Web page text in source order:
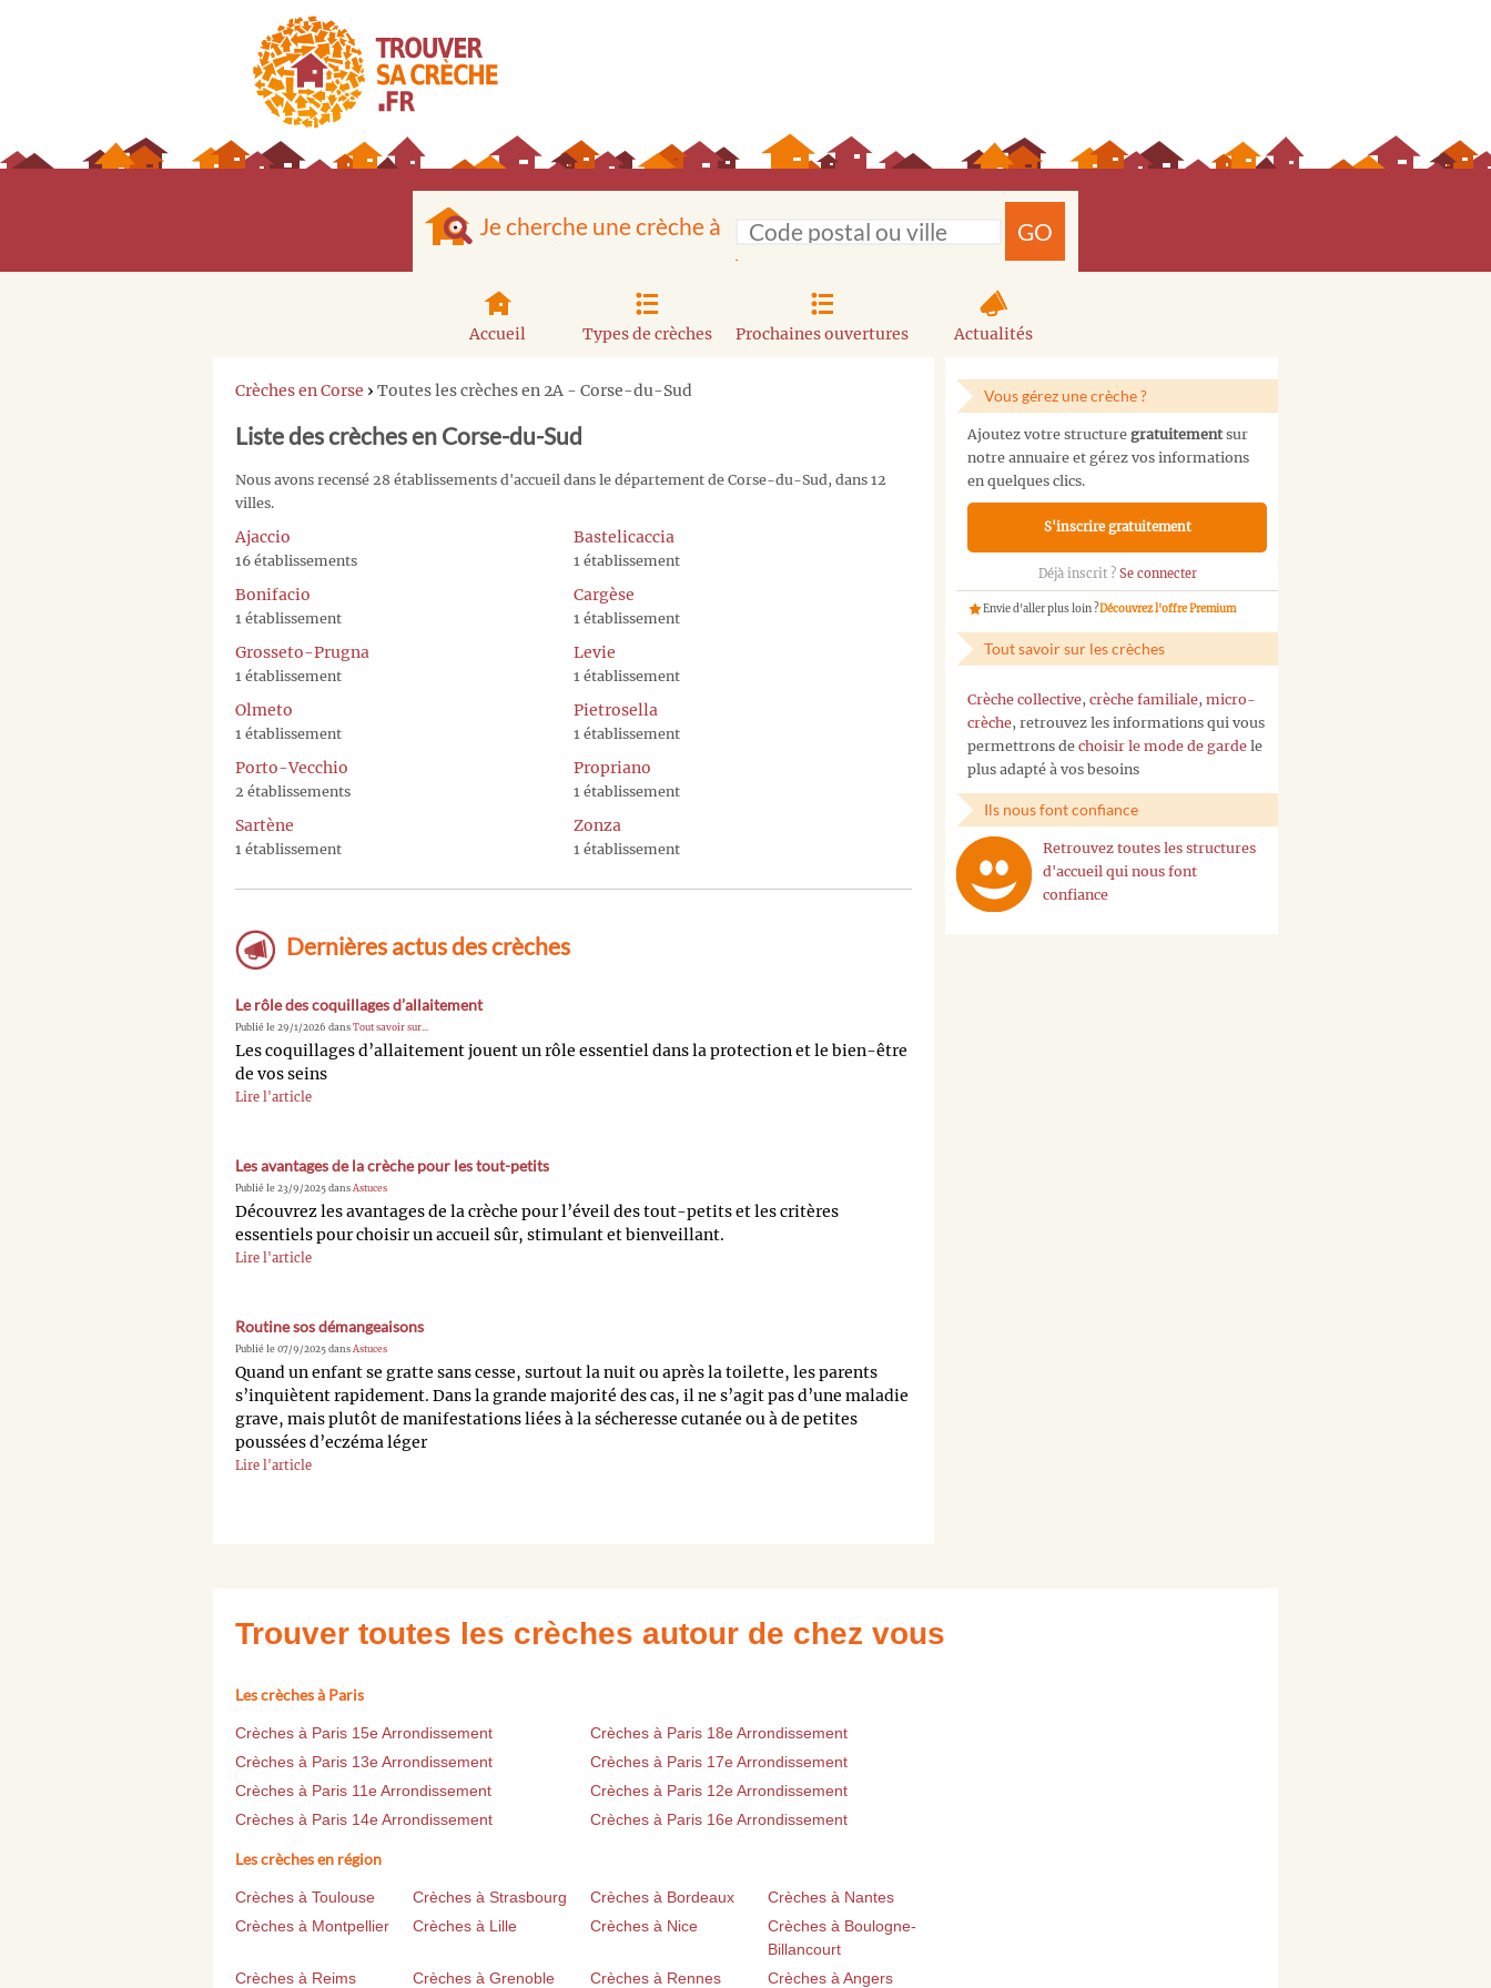
Je cherche une crèche à GO
Accueil Types de crèches Prochaines ouvertures Actualités
Crèches en Corse › Toutes les crèches en 2A - Corse-du-Sud
Liste des crèches en Corse-du-Sud
Nous avons recensé 28 établissements d'accueil dans le département de Corse-du-Sud, dans 12
villes.
Ajaccio
16 établissements
Bastelicaccia
1 établissement
Bonifacio
1 établissement
Cargèse
1 établissement
Grosseto-Prugna
1 établissement
Levie
1 établissement
Olmeto
1 établissement
Pietrosella
1 établissement
Porto-Vecchio
2 établissements
Propriano
1 établissement
Sartène
1 établissement
Zonza
1 établissement
Dernières actus des crèches
Le rôle des coquillages d’allaitement
Publié le 29/1/2026 dans Tout savoir sur...
Les coquillages d’allaitement jouent un rôle essentiel dans la protection et le bien-être
de vos seins
Lire l'article
Les avantages de la crèche pour les tout-petits
Publié le 23/9/2025 dans Astuces
Découvrez les avantages de la crèche pour l’éveil des tout-petits et les critères
essentiels pour choisir un accueil sûr, stimulant et bienveillant.
Lire l'article
Routine sos démangeaisons
Publié le 07/9/2025 dans Astuces
Quand un enfant se gratte sans cesse, surtout la nuit ou après la toilette, les parents
s’inquiètent rapidement. Dans la grande majorité des cas, il ne s’agit pas d’une maladie
grave, mais plutôt de manifestations liées à la sécheresse cutanée ou à de petites
poussées d’eczéma léger
Lire l'article
Vous gérez une crèche ?
Ajoutez votre structure gratuitementsur
notre annuaire et gérez vos informations
en quelques clics.
S'inscrire gratuitement
Déjà inscrit ? Se connecter
Envie d'aller plus loin ?Découvrez l'offre Premium
Tout savoir sur les crèches
Crèche collective, crèche familiale, micro-
crèche, retrouvez les informations qui vous
permettrons de choisir le mode de garde le
plus adapté à vos besoins
Ils nous font confiance
Retrouvez toutes les structures
d'accueil qui nous font
confiance
Trouver toutes les crèches autour de chez vous
Les crèches à Paris
Crèches à Paris 15e Arrondissement
Crèches à Paris 18e Arrondissement
Crèches à Paris 13e Arrondissement
Crèches à Paris 17e Arrondissement
Crèches à Paris 11e Arrondissement
Crèches à Paris 12e Arrondissement
Crèches à Paris 14e Arrondissement
Crèches à Paris 16e Arrondissement
Les crèches en région
Crèches à Toulouse Crèches à Strasbourg Crèches à Bordeaux
Crèches à Nantes
Crèches à Montpellier
Crèches à Lille Crèches à Nice
Crèches à Boulogne-
Billancourt
Crèches à Reims
Crèches à Grenoble Crèches à Rennes Crèches à Angers